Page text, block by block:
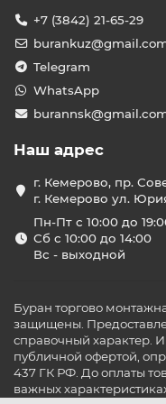
монтажа тепло
равномерно
Почему стоит
стяжку
Эффективный
Долговечность
срок службы
Невидимость.
полом, не
Подходит для
санузлов,
Какие бывают
полы
В нашем каталоге
двужильныекабели:
Одножильные
+7 (3842) 21-65-29
Telegram
WhatsApp
Наш адрес
г. Кемерово, пр.
г. Кемерово ул.
Пн-Пт с 10:00 до
Сб с 10:00 до 14:00
Вс - выходной
Буран торгово
защищены.
справочный характер.
публичной офертой,
437 ГК РФ. До оплаты
важных